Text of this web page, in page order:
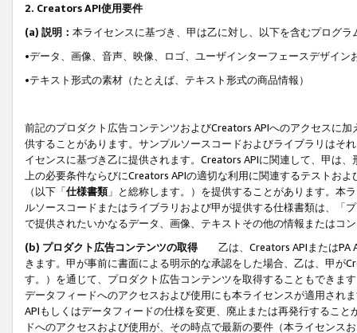
2. Creators API使用要件
(a) 説明： 本ライセンスに基づき、甲は乙に対し、以下を含むプログ
•データ、画像、音声、映像、ロゴ、ユーザインターフェースデザイ
•テキスト形式の素材（たとえば、テキスト形式の商品情報）
前記のプロダクト広告コンテンツおよびCreators APIへのアクセスに
供することがあります。サンプルソースコードおよびライブラリはそ
イセンスに基づき乙に提供されます。Creators APIに関連して、甲は
上の必要条件ならびにCreators APIの適切な利用に関連するテストお
（以下「仕様書類」と総称します。）を提供することがあります。本
ルソースコードまたはライブラリおよび甲が提供する仕様書類は、「
で提供されたいかなるデータ、画像、テキストその他の情報またはコ
(b) プロダクト広告コンテンツの取得
乙は、Creators APIまたはPA
きます。甲が事前に書面による明示的な承認をした場合、乙は、甲が
す。）を通じて、プロダクト広告コンテンツを取得することもできま
データフィードへのアクセスおよび使用にも本ライセンスが適用され
APIもしくはデータフィードの仕様を変更、廃止または再発行するこ
ドへのアクセスおよび使用が、その時点で最新の要件（本ライセン